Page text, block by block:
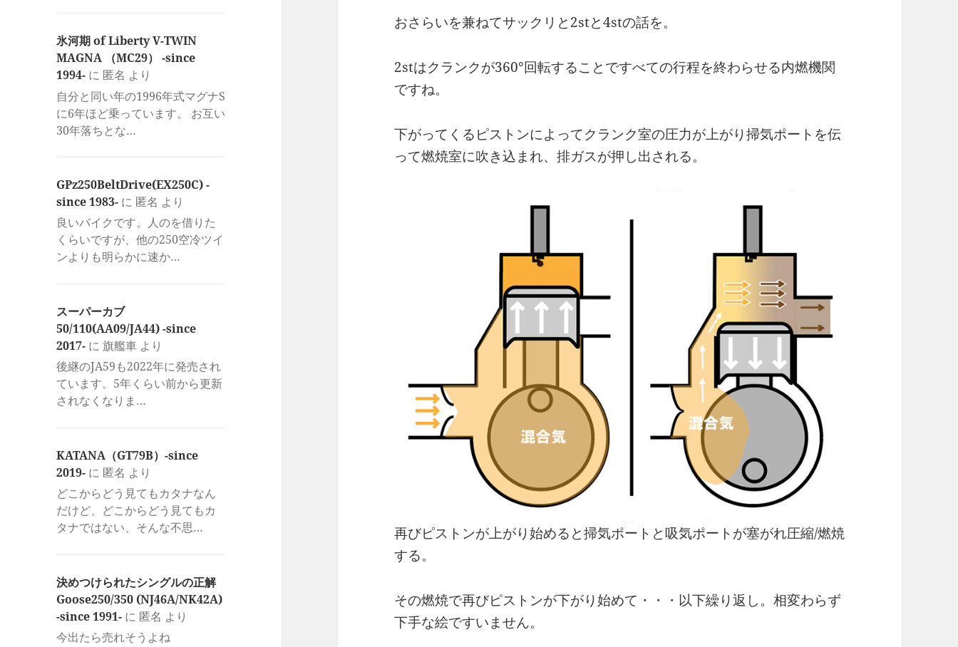
氷河期 of Liberty V-TWIN
MAGNA （MC29） -since
1994- に 匿名 より
自分と同い年の1996年式マグナS
に6年ほど乗っています。 お互い
30年落ちとな…
GPz250BeltDrive(EX250C) -
since 1983- に 匿名 より
良いバイクです。人のを借りた
くらいですが、他の250空冷ツイ
ンよりも明らかに速か…
スーパーカブ
50/110(AA09/JA44) -since
2017- に旗艦車 より
後継のJA59も2022年に発売され
ています。5年くらい前から更新
されなくなりま…
KATANA（GT79B）-since
2019- に 匿名 より
どこからどう見てもカタナなん
だけど、どこからどう見てもカ
タナではない、そんな不思…
決めつけられたシングルの正解
Goose250/350 (NJ46A/NK42A)
-since 1991- に 匿名 より
今出たら売れそうよね
おさらいを兼ねてサックリと2stと4stの話を。
2stはクランクが360°回転することですべての行程を終わらせる内燃機関
ですね。
下がってくるピストンによってクランク室の圧力が上がり掃気ポートを伝
って燃焼室に吹き込まれ、排ガスが押し出される。
再びピストンが上がり始めると掃気ポートと吸気ポートが塞がれ圧縮/燃焼
する。
その燃焼で再びピストンが下がり始めて・・・以下繰り返し。相変わらず
下手な絵ですいません。